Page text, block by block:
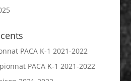
PACA K-1 2021-2022
PACA K-1 2021-2022